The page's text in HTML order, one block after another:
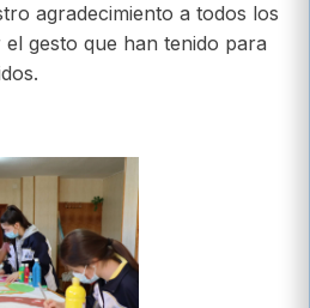
agradecimiento a todos los
gesto que han tenido para